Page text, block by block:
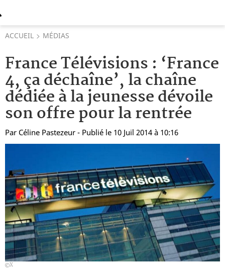
ACCUEIL MÉDIAS
France Télévisions : ‘France
4, ça déchaîne’, la chaîne
dédiée à la jeunesse dévoile
son offre pour la rentrée
Par Céline Pastezeur - Publié le 10 Juil 2014 à 10:16
X